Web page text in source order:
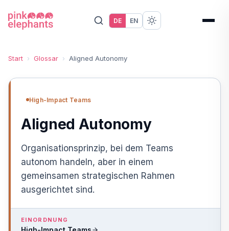
DE EN
Start › Glossar › Aligned Autonomy
High-Impact Teams
Aligned Autonomy
Organisationsprinzip, bei dem Teams
autonom handeln, aber in einem
gemeinsamen strategischen Rahmen
ausgerichtet sind.
EINORDNUNG